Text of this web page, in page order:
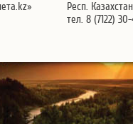
Респ.
тел. 8 (7122)